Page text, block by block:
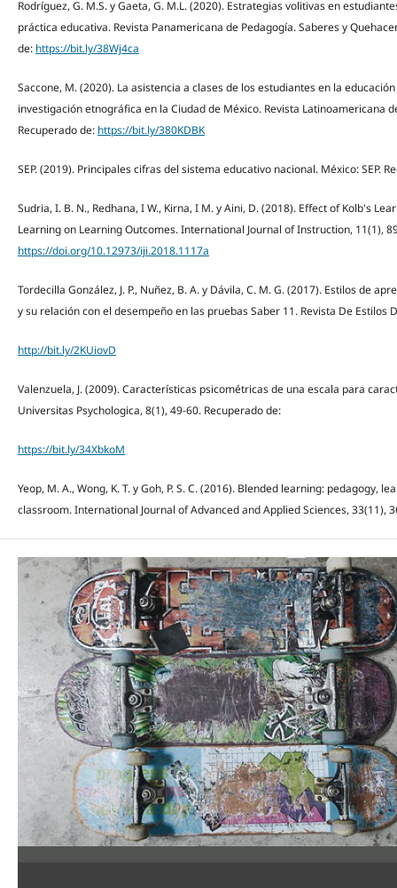
Rodríguez, G. M.S. y Gaeta, G. M.L. (2020). Estrategias volitivas en
práctica educativa. Revista Panamericana de Pedagogía. Saberes y
de: https://bit.ly/38Wj4ca
Saccone, M. (2020). La asistencia a clases de los estudiantes en la
investigación etnográfica en la Ciudad de México. Revista Latinoamericana
Recuperado de: https://bit.ly/380KDBK
SEP. (2019). Principales cifras del sistema educativo nacional. México: SEP.
Sudria, I. B. N., Redhana, I W., Kirna, I M. y Aini, D. (2018). Effect of Kolb's
Learning on Learning Outcomes. International Journal of Instruction, 11(1),
https://doi.org/10.12973/iji.2018.1117a
Tordecilla González, J. P., Nuñez, B. A. y Dávila, C. M. G. (2017). Estilos de
y su relación con el desempeño en las pruebas Saber 11. Revista De Estilos
http://bit.ly/2KUiovD
Valenzuela, J. (2009). Características psicométricas de una escala para
Universitas Psychologica, 8(1), 49-60. Recuperado de:
https://bit.ly/34XbkoM
Yeop, M. A., Wong, K. T. y Goh, P. S. C. (2016). Blended learning: pedagogy,
classroom. International Journal of Advanced and Applied Sciences, 33(11),